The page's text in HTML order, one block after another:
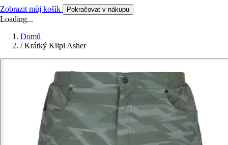
Zobrazit můj košík Pokračovat v nákupu
Loading...
Domů
/ Krátký Kilpi Asher